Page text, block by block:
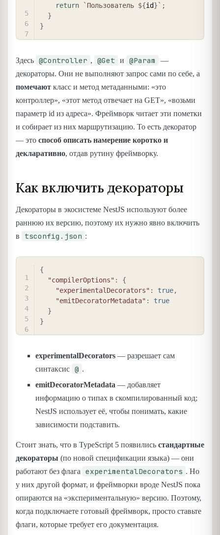
return
` Пользователь ${id} ` ;
}
}
Здесь @Controller , @Get и @Param
—
декораторы. Они не выполняют запрос сами по себе, а
помечают класс и метод метаданными: «это
контроллер», «этот метод отвечает на GET», «возьми
параметр id из адреса». Фреймворк читает эти пометки
и собирает из них маршрутизацию. То есть декоратор
— это способ описать намерение коротко и
декларативно, отдав рутину фреймворку.
Как включить декораторы
Декораторы в экосистеме NestJS используют более
раннюю их версию, поэтому их нужно явно включить
в
tsconfig.json :
{
"compilerOptions" :
{
"experimentalDecorators" : true,
"emitDecoratorMetadata" :
true
}
}
experimentalDecorators — разрешает сам
синтаксис @ .
emitDecoratorMetadata — добавляет
информацию о типах в скомпилированный код;
NestJS использует её, чтобы понимать, какие
зависимости подставить.
Стоит знать, что в TypeScript 5 появились стандартные
декораторы (по новой спецификации языка) — они
работают без флага
experimentalDecorators . Но
у них другой формат, и фреймворки вроде NestJS пока
опираются на «экспериментальную» версию. Поэтому,
когда подключаете готовый фреймворк, просто ставьте
флаги, которые требует его документация.